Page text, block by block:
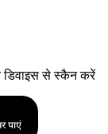
डिवाइस से स्कैन करें